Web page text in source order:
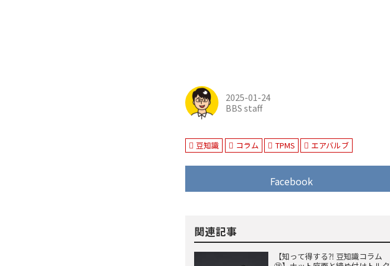
2025-01-24
BBS staff
豆知識 コラム TPMS エアバルブ
Facebook
関連記事
【知って得する⁈ 豆知識コラム